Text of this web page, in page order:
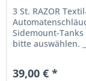
3 St. RAZOR
Sidemount-
bitte auswählen.
39,00 € *